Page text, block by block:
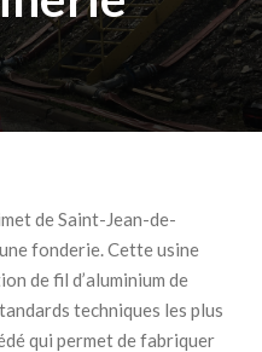
de Saint-Jean-de-
fonderie. Cette usine
de fil d’aluminium de
techniques les plus
qui permet de fabriquer